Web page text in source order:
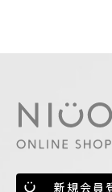
新規会員